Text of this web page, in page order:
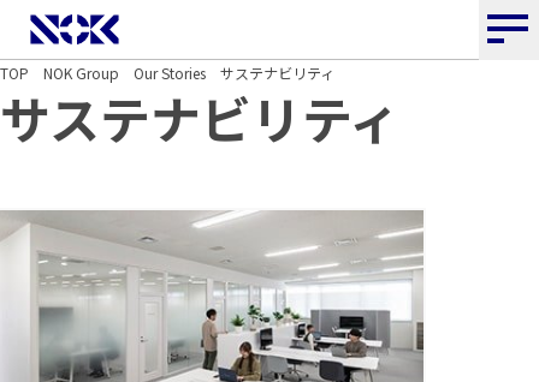
NOK株式会社
TOP NOK Group Our Stories サステナビリティ
サステナビリティ